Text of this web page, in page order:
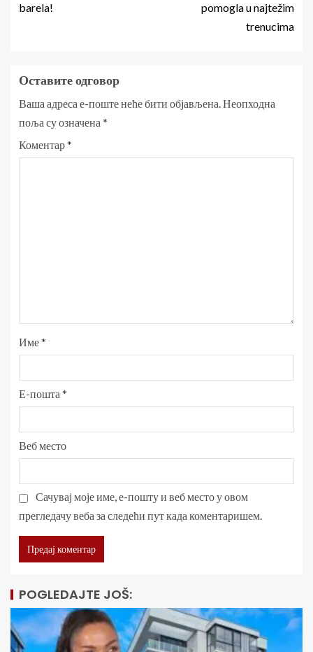
barela!
pomogla u najtežim
trenucima
Оставите одговор
Ваша адреса е-поште неће бити објављена.Неопходна
поља су означена *
Коментар*
Име*
Е-пошта *
Веб место
Сачувај моје име, е-пошту и веб место у овом
прегледачу веба за следећи пут када коментаришем.
POGLEDAJTE JOŠ: